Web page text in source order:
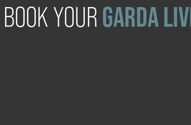
BOOK YOUR GARDA